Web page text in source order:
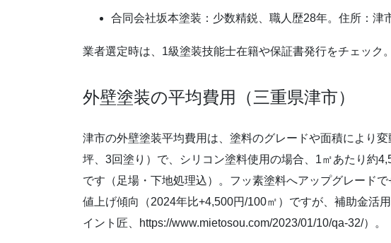
合同会社坂本塗装：少数精鋭、職人歴28年。住所：津
業者選定時は、1級塗装技能士在籍や保証書発行をチェック
外壁塗装の平均費用（三重県津市）
津市の外壁塗装平均費用は、塗料のグレードや面積により
坪、3回塗り）で、シリコン塗料使用の場合、1㎡あたり約
です（足場・下地処理込）。フッ素塗料へアップグレード
値上げ傾向（2024年比+4,500円/100㎡）ですが、補助金活
イント匠、https://www.mietosou.com/2023/01/10/qa-32/）。